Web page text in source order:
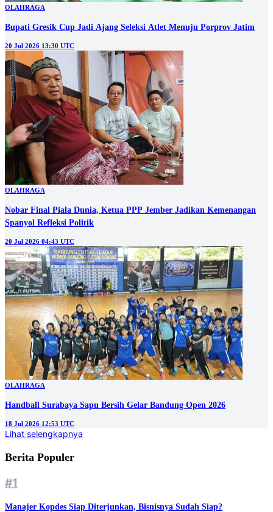
OLAHRAGA
Bupati Gresik Cup Jadi Ajang Seleksi Atlet Menuju Porprov Jatim
20 Jul 2026 13:30 UTC
OLAHRAGA
Nobar Final Piala Dunia, Ketua PPP Jember Jadikan Kemenangan
Spanyol Refleksi Politik
20 Jul 2026 04:43 UTC
OLAHRAGA
Handball Surabaya Sapu Bersih Gelar Bandung Open 2026
18 Jul 2026 12:53 UTC
Lihat selengkapnya
Berita Populer
#1
Manajer Kopdes Siap Diterjunkan, Bisnisnya Sudah Siap?